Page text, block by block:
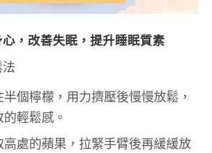
，改善失眠，提升睡眠質素
個檸檬，用力擠壓後慢慢放鬆，
輕鬆感。
處的蘋果，拉緊手臂後再緩緩放